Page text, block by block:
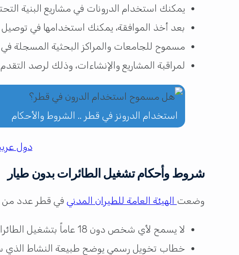
يمكنك استخدام الدرونات في مشاريع البنية
بعد أخذ الموافقة، يمكنك استخدامها في توصيل
مسموح للجامعات والمراكز البحثية المسجلة
لمراقبة المشاريع والإنشاءات، وذلك لرصد
استخدام الدرونز في قطر .. الشروط والأحكام
دول
شروط وأحكام تشغيل الطائرات بدون طيار
وضعت الهيئة العامة للطيران المدني في قطر عدد من
لا يسمح لأي شخص دون 18 عاماً بتشغيل الطائرات بدون طيار، سواء للاستخدامات التجارية أو المهنية.
خطاب تخويل رسمي يوضح طبيعة النشاط الذي